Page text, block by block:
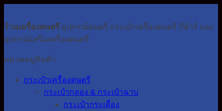
ร้านเครื่องดนตรี อุปกรณ์ดนตรี กระเป๋าเครื่องดนตรี กีต้าร์ และ
อุปกรณ์เสริมเครื่องดนตรี
หมวดหมู่สินค้า
กระเป๋าเครื่องดนตรี
กระเป๋ากลอง & กระเป๋าฉาบ
กระเป๋ากระเดื่อง